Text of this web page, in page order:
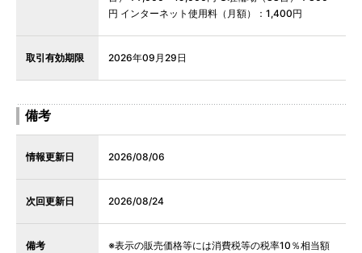
円 インターネット使用料（月額）：1,400円
取引有効期限 2026年09月29日
備考
情報更新日 2026/08/06
次回更新日 2026/08/24
備考
※表示の販売価格等には消費税等の税率10％相当額